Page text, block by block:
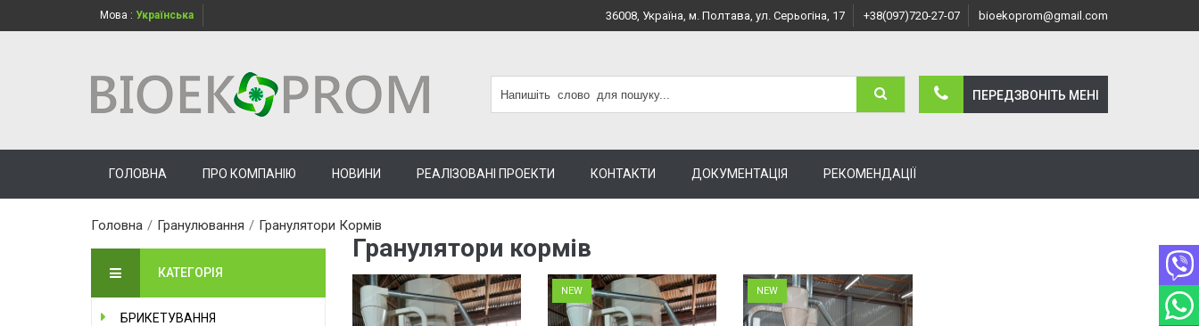
Мова : Українська 36008, Україна, м. Полтава, ул. Серьогіна, 17 +38(097)720-27-07 bioekoprom@gmail.com
ПЕРЕДЗВОНІТЬ МЕНI
ГОЛОВНА ПРО КОМПАНІЮ НОВИНИ РЕАЛІЗОВАНІ ПРОЕКТИ КОНТАКТИ ДОКУМЕНТАЦІЯ РЕКОМЕНДАЦІЇ
Головна / Гранулювання / Гранулятори Кормів
КАТЕГОРІЯ
БРИКЕТУВАННЯ
Гранулятори кормів
NEW NEW